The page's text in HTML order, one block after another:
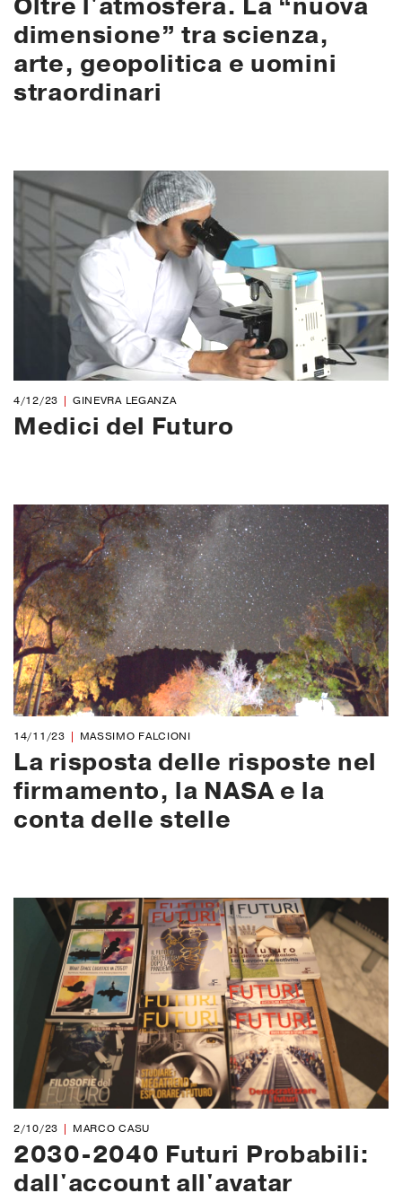
dimensione” tra scienza,
arte, geopolitica e uomini
straordinari
4/12/23 GINEVRA LEGANZA
Medici del Futuro
14/11/23 MASSIMO FALCIONI
La risposta delle risposte nel
firmamento, la NASA e la
conta delle stelle
2/10/23 MARCO CASU
2030-2040 Futuri Probabili:
dall'account all'avatar